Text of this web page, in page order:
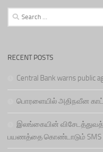
Search
for:
RECENT POSTS
Central Bank warns public
பொரளையில் அதிநவீன
இலங்கையின்
பயணத்தை கொண்டாடும் SMS